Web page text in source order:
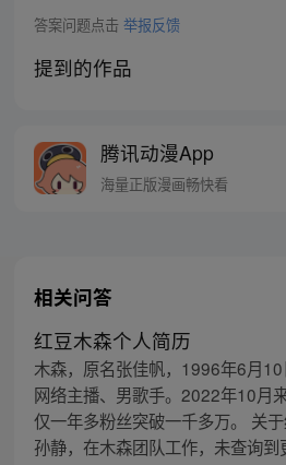
答案问题点击 举报反馈
提到的作品
腾讯动漫App
海量正版漫画畅快看
相关问答
红豆木森个人简历
木森，原名张佳帆，1996年6月
网络主播、男歌手。2022年10月
仅一年多粉丝突破一千多万。 关
孙静，在木森团队工作，未查询到